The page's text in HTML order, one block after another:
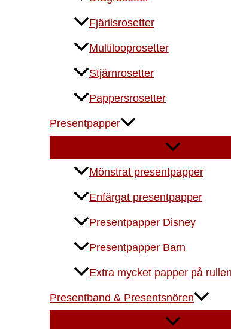
Fjärilsrosetter
Multilooprosetter
Stjärnrosetter
Pappersrosetter
Presentpapper
Mönstrat presentpapper
Enfärgat presentpapper
Presentpapper Disney
Presentpapper Barn
Extra mycket papper på rullen
Presentband & Presentsnören